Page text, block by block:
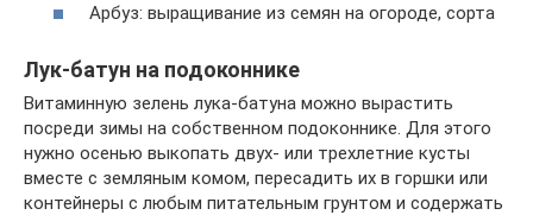
Арбуз: выращивание из семян на огороде, сорта
Лук-батун на подоконнике
Витаминную зелень лука-батуна можно вырастить
посреди зимы на собственном подоконнике. Для этого
нужно осенью выкопать двух- или трехлетние кусты
вместе с земляным комом, пересадить их в горшки или
контейнеры с любым питательным грунтом и содержать